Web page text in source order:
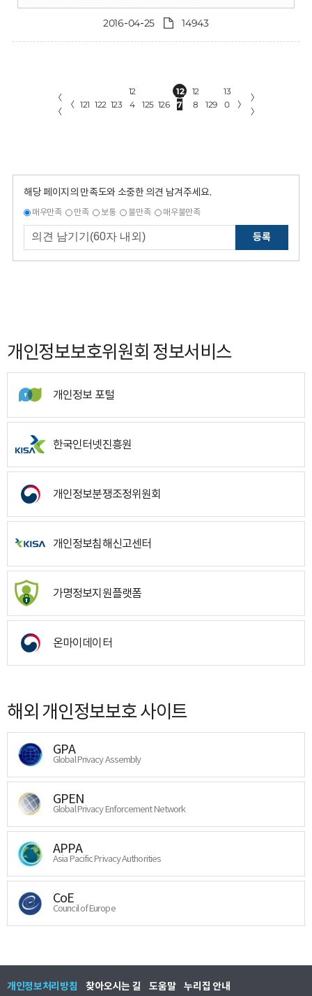
2016-04-25 14943
〈
〈
〈 121 122 123
12
4
125 126
12
7
12
8
129
13
0
〉
〉
〉
해당 페이지의 만족도와 소중한 의견 남겨주세요.
매우만족 만족 보통 불만족 매우불만족
등록
개인정보보호위원회 정보서비스
개인정보 포털
한국인터넷진흥원
개인정보분쟁조정위원회
개인정보침해신고센터
가명정보지원플랫폼
온마이데이터
해외 개인정보보호 사이트
GPA
Global Privacy Assembly
GPEN
Global Privacy Enforcement Network
APPA
Asia Pacific Privacy Authorities
CoE
Council of Europe
개인정보처리방침 찾아오시는 길 도움말 누리집 안내